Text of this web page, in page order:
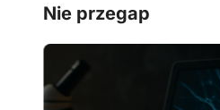
Nie przegap